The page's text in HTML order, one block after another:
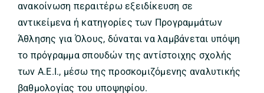
ανακοίνωση περαιτέρω εξειδίκευση σε
αντικείμενα ή κατηγορίες των Προγραμμάτων
Άθλησης για Όλους, δύναται να λαμβάνεται υπόψη
το πρόγραμμα σπουδών της αντίστοιχης σχολής
των Α.Ε.Ι., μέσω της προσκομιζόμενης αναλυτικής
βαθμολογίας του υποψηφίου.